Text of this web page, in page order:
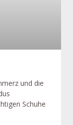
und die
Schuhe